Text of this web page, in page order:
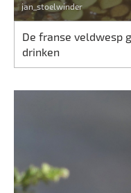
jan_stoelwinder
De franse veldwesp
drinken